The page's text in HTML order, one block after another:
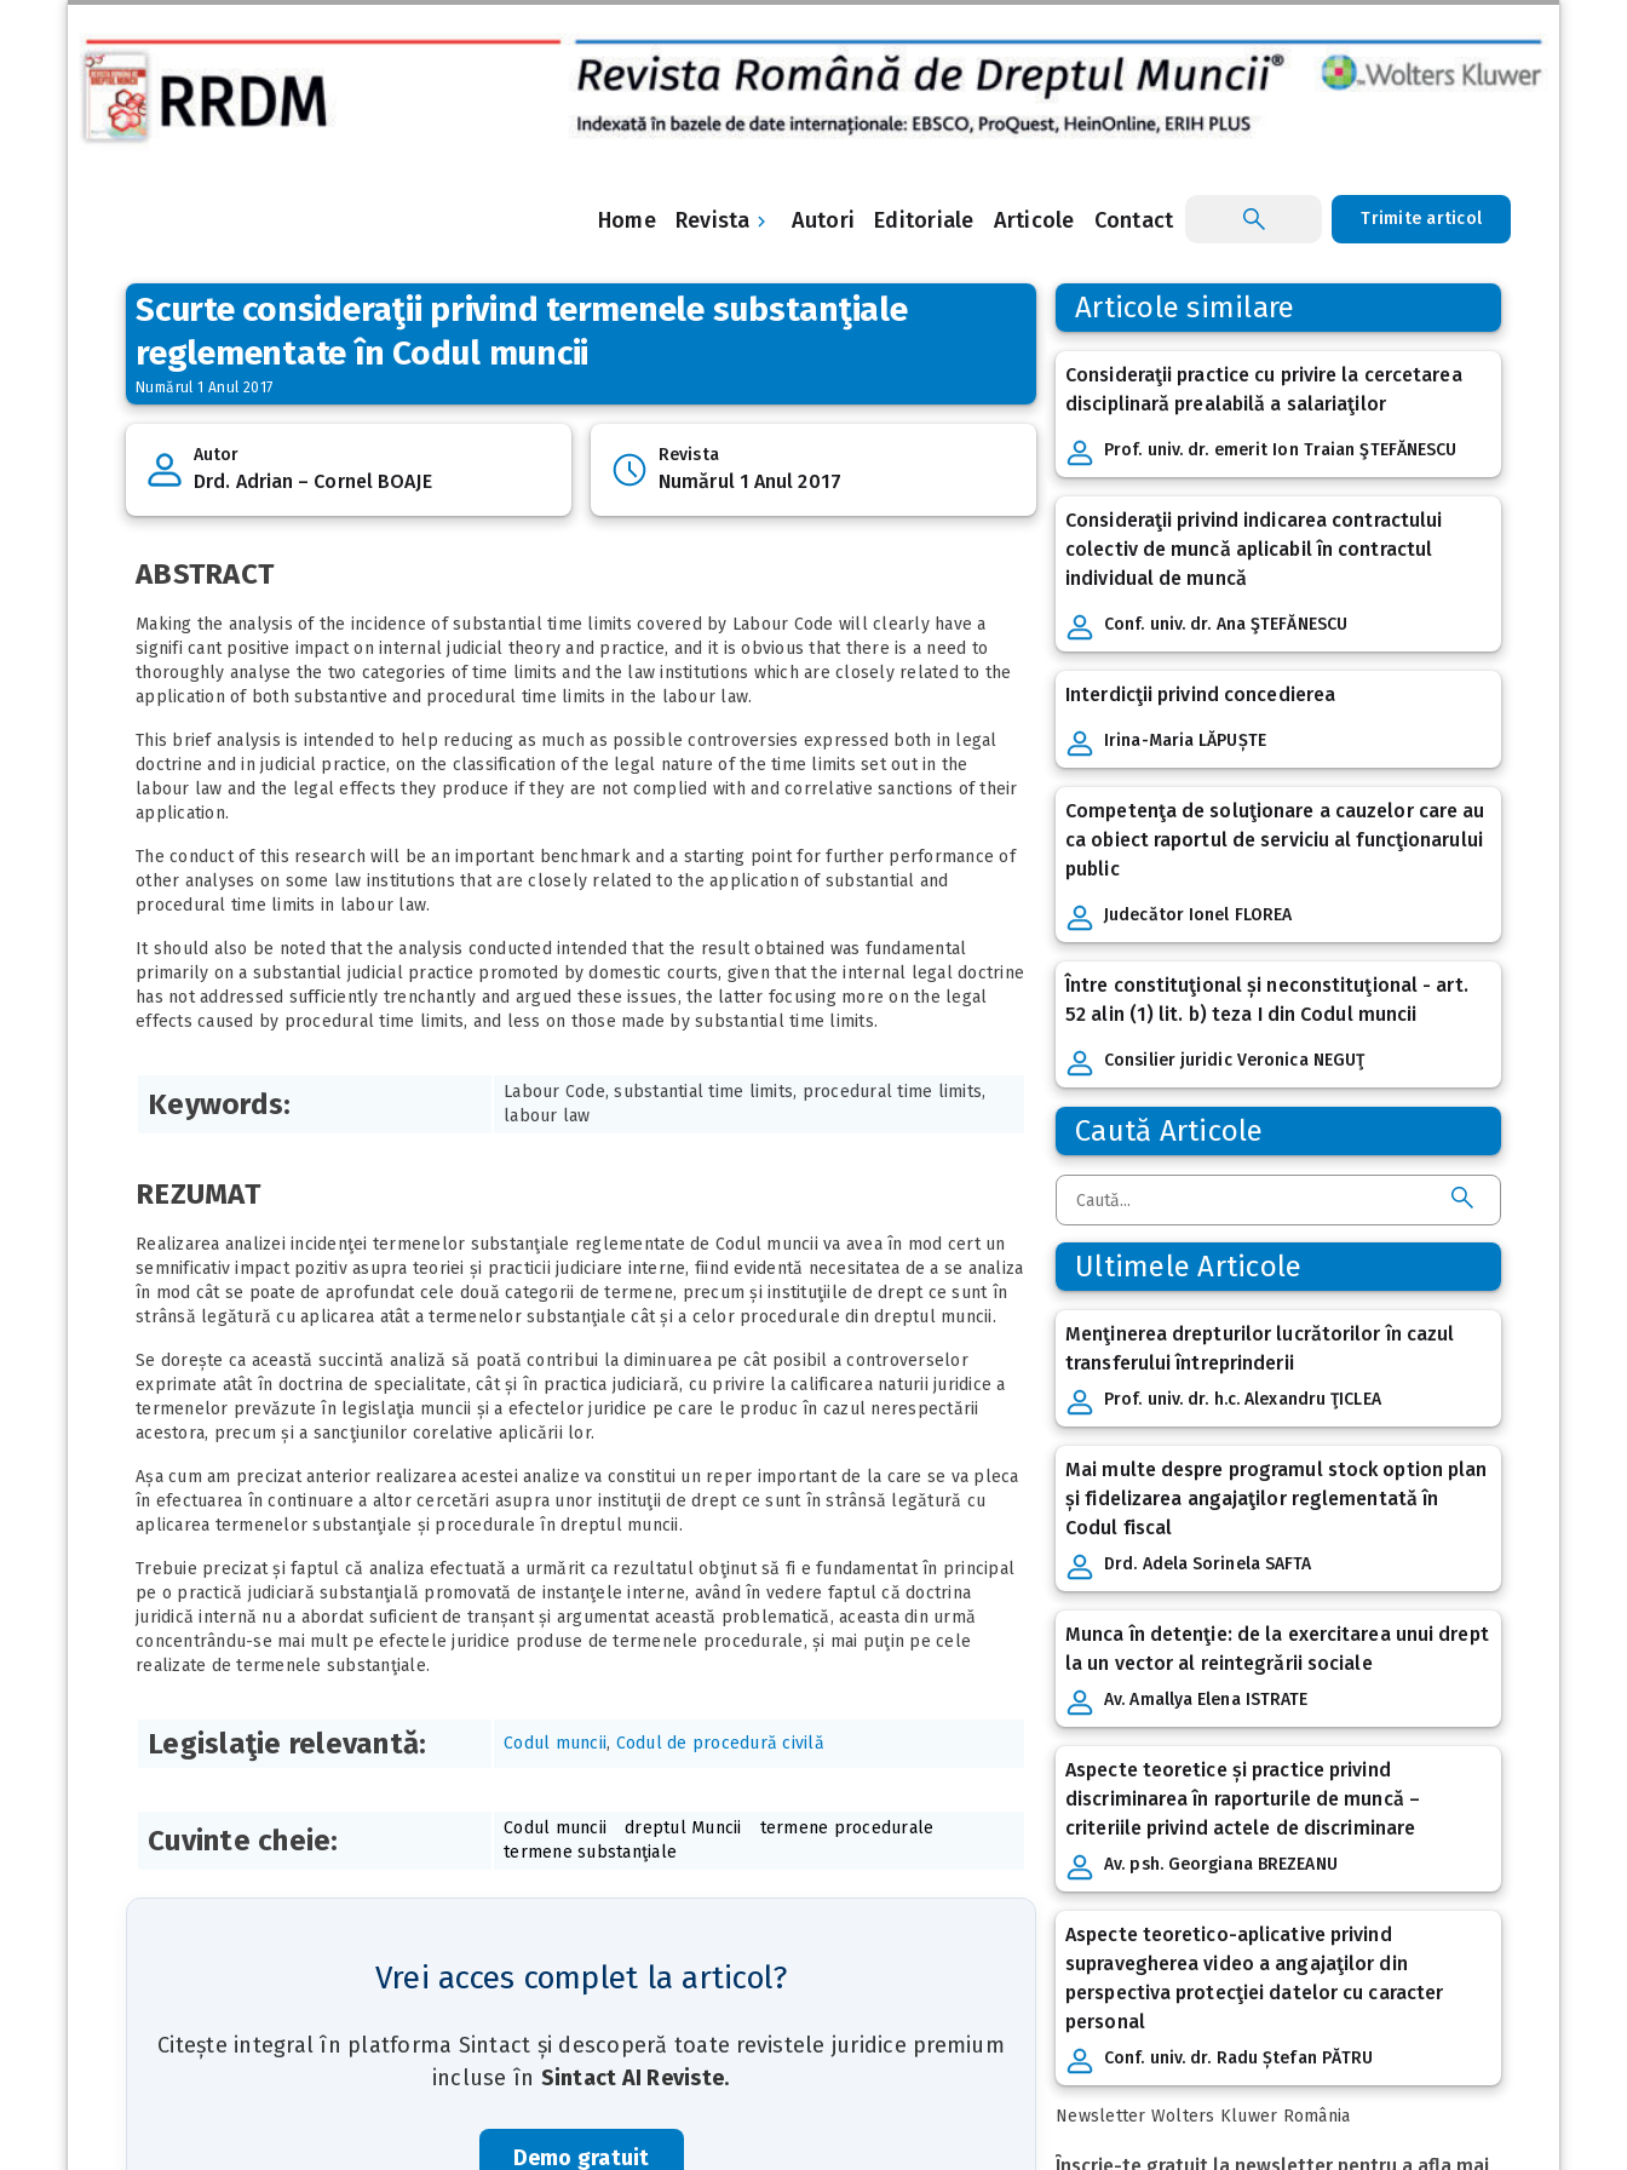
Home Revista Autori Editoriale Articole Contact Trimite articol
Scurte consideraţii privind termenele substanţiale
reglementate în Codul muncii
Numărul 1 Anul 2017
Autor
Drd. Adrian – Cornel BOAJE
Revista
Numărul 1 Anul 2017
ABSTRACT
Making the analysis of the incidence of substantial time limits covered by Labour Code will clearly have a
signifi cant positive impact on internal judicial theory and practice, and it is obvious that there is a need to
thoroughly analyse the two categories of time limits and the law institutions which are closely related to the
application of both substantive and procedural time limits in the labour law.
This brief analysis is intended to help reducing as much as possible controversies expressed both in legal
doctrine and in judicial practice, on the classification of the legal nature of the time limits set out in the
labour law and the legal effects they produce if they are not complied with and correlative sanctions of their
application.
The conduct of this research will be an important benchmark and a starting point for further performance of
other analyses on some law institutions that are closely related to the application of substantial and
procedural time limits in labour law.
It should also be noted that the analysis conducted intended that the result obtained was fundamental
primarily on a substantial judicial practice promoted by domestic courts, given that the internal legal doctrine
has not addressed sufficiently trenchantly and argued these issues, the latter focusing more on the legal
effects caused by procedural time limits, and less on those made by substantial time limits.
Keywords:
Labour Code, substantial time limits, procedural time limits,
labour law
REZUMAT
Realizarea analizei incidenţei termenelor substanţiale reglementate de Codul muncii va avea în mod cert un
semnificativ impact pozitiv asupra teoriei și practicii judiciare interne, fiind evidentă necesitatea de a se analiza
în mod cât se poate de aprofundat cele două categorii de termene, precum și instituţiile de drept ce sunt în
strânsă legătură cu aplicarea atât a termenelor substanţiale cât și a celor procedurale din dreptul muncii.
Se dorește ca această succintă analiză să poată contribui la diminuarea pe cât posibil a controverselor
exprimate atât în doctrina de specialitate, cât și în practica judiciară, cu privire la calificarea naturii juridice a
termenelor prevăzute în legislaţia muncii și a efectelor juridice pe care le produc în cazul nerespectării
acestora, precum și a sancţiunilor corelative aplicării lor.
Așa cum am precizat anterior realizarea acestei analize va constitui un reper important de la care se va pleca
în efectuarea în continuare a altor cercetări asupra unor instituţii de drept ce sunt în strânsă legătură cu
aplicarea termenelor substanţiale și procedurale în dreptul muncii.
Trebuie precizat și faptul că analiza efectuată a urmărit ca rezultatul obţinut să fi e fundamentat în principal
pe o practică judiciară substanţială promovată de instanţele interne, având în vedere faptul că doctrina
juridică internă nu a abordat suficient de tranșant și argumentat această problematică, aceasta din urmă
concentrându-se mai mult pe efectele juridice produse de termenele procedurale, și mai puţin pe cele
realizate de termenele substanţiale.
Legislaţie relevantă: Codul muncii, Codul de procedură civilă
Cuvinte cheie: Codul muncii dreptul Muncii
termene procedurale
termene substanţiale
Vrei acces complet la articol?
Citește integral în platforma Sintact și descoperă toate revistele juridice premium
incluse în Sintact AI Reviste.
Demo gratuit
Articole similare
Consideraţii practice cu privire la cercetarea
disciplinară prealabilă a salariaţilor
Prof. univ. dr. emerit Ion Traian ŞTEFĂNESCU
Consideraţii privind indicarea contractului
colectiv de muncă aplicabil în contractul
individual de muncă
Conf. univ. dr. Ana ŞTEFĂNESCU
Interdicţii privind concedierea
Irina-Maria LĂPUȘTE
Competenţa de soluţionare a cauzelor care au
ca obiect raportul de serviciu al funcţionarului
public
Judecător Ionel FLOREA
Între constituţional și neconstituţional - art.
52 alin (1) lit. b) teza I din Codul muncii
Consilier juridic Veronica NEGUŢ
Caută Articole
Ultimele Articole
Menţinerea drepturilor lucrătorilor în cazul
transferului întreprinderii
Prof. univ. dr. h.c. Alexandru ŢICLEA
Mai multe despre programul stock option plan
și fidelizarea angajaţilor reglementată în
Codul fiscal
Drd. Adela Sorinela SAFTA
Munca în detenţie: de la exercitarea unui drept
la un vector al reintegrării sociale
Av. Amallya Elena ISTRATE
Aspecte teoretice și practice privind
discriminarea în raporturile de muncă –
criteriile privind actele de discriminare
Av. psh. Georgiana BREZEANU
Aspecte teoretico-aplicative privind
supravegherea video a angajaţilor din
perspectiva protecţiei datelor cu caracter
personal
Conf. univ. dr. Radu Ștefan PĂTRU
Newsletter Wolters Kluwer România